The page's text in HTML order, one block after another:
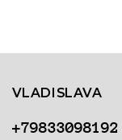
+79833098192
VLADISLAVA